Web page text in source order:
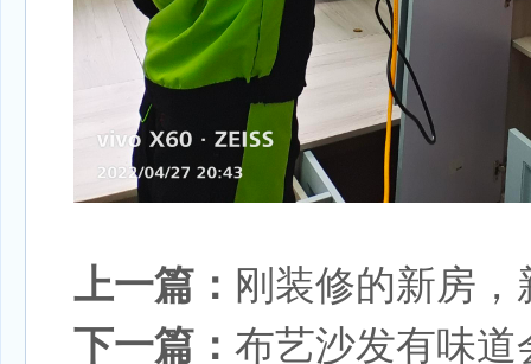
上一篇： 刚装修的新房
下一篇： 布艺沙发有味